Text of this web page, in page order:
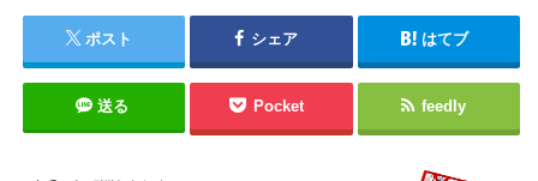
ポスト シェア はてブ
送る Pocket feedly